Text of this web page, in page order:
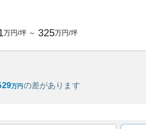
万円/坪 ～ 325万円/坪
万円 の差があります